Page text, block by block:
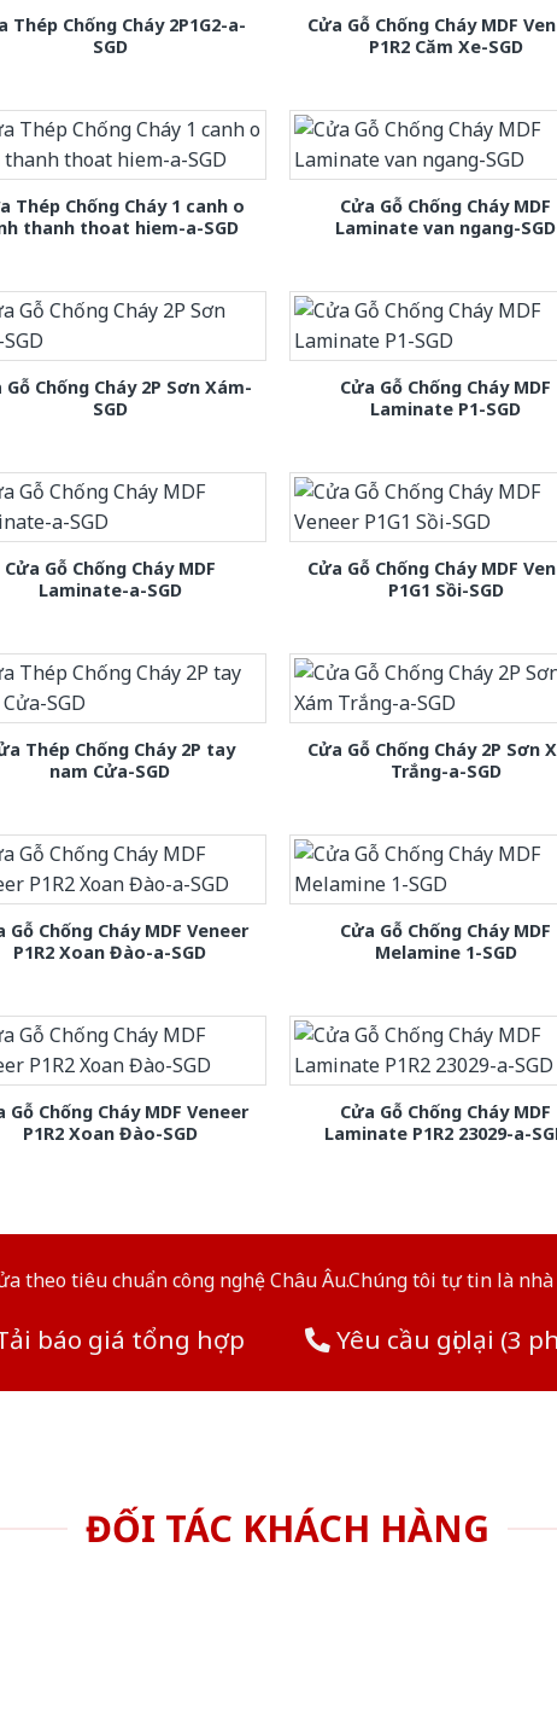
Thép Chống Cháy 2P1G2-a-
SGD
Cửa Gỗ Chống Cháy MDF
P1R2 Căm Xe-SGD
Thép Chống Cháy 1 canh o
thanh thoat hiem-a-SGD
Cửa Gỗ Chống Cháy MDF
Laminate van ngang-SGD
Gỗ Chống Cháy 2P Sơn Xám-
SGD
Cửa Gỗ Chống Cháy MDF
Laminate P1-SGD
Cửa Gỗ Chống Cháy MDF
Laminate-a-SGD
Cửa Gỗ Chống Cháy MDF
P1G1 Sồi-SGD
Thép Chống Cháy 2P tay
nam Cửa-SGD
Cửa Gỗ Chống Cháy 2P Sơn
Trắng-a-SGD
Gỗ Chống Cháy MDF Veneer
P1R2 Xoan Đào-a-SGD
Cửa Gỗ Chống Cháy MDF
Melamine 1-SGD
Gỗ Chống Cháy MDF Veneer
P1R2 Xoan Đào-SGD
Cửa Gỗ Chống Cháy MDF
Laminate P1R2 23029-a-
theo tiêu chuẩn công nghệ Châu Âu.Chúng tôi tự tin là
báo giá tổng hợp Yêu cầu gọi lại (3
ĐỐI TÁC KHÁCH HÀNG